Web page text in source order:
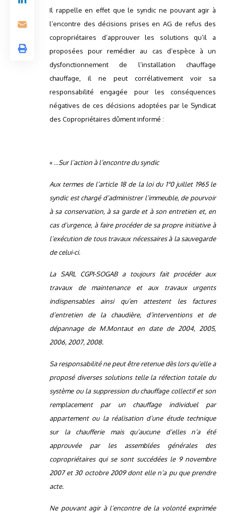
Il rappelle en effet que le syndic ne pouvant agir à
l’encontre des décisions prises en AG de refus des
copropriétaires d’approuver les solutions qu’il a
proposées pour remédier au cas d’espèce à un
dysfonctionnement de l’installation chauffage
chauffage, il ne peut corrélativement voir sa
responsabilité engagée pour les conséquences
négatives de ces décisions adoptées par le Syndicat
des Copropriétaires dûment informé :
« …Sur l’action à l’encontre du syndic
Aux termes de l’article 18 de la loi du 1°0 juillet 1965 le
syndic est chargé d’administrer l’immeuble, de pourvoir
à sa conservation, à sa garde et à son entretien et, en
cas d’urgence, à faire procéder de sa propre initiative à
l’exécution de tous travaux nécessaires à la sauvegarde
de celui-ci.
La SARL CGPI-SOGAB a toujours fait procéder aux
travaux de maintenance et aux travaux urgents
indispensables ainsi qu’en attestent les factures
d’entretien de la chaudière, d’interventions et de
dépannage de M.Montaut en date de 2004, 2005,
2006, 2007, 2008.
Sa responsabilité ne peut être retenue dès lors qu’elle a
proposé diverses solutions telle la réfection totale du
système ou la suppression du chauffage collectif et son
remplacement par un chauffage individuel par
appartement ou la réalisation d’une étude technique
sur la chaufferie mais qu’aucune d’elles n’a été
approuvée par les assemblées générales des
copropriétaires qui se sont succédées le 9 novembre
2007 et 30 octobre 2009 dont elle n’a pu que prendre
acte.
Ne pouvant agir à l’encontre de la volonté exprimée